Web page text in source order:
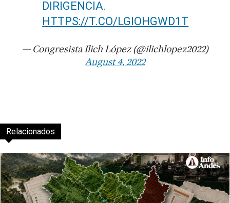
DIRIGENCIA.
HTTPS://T.CO/LGIOHGWD1T
— Congresista Ilich López (@ilichlopez2022)
August 4, 2022
Relacionados